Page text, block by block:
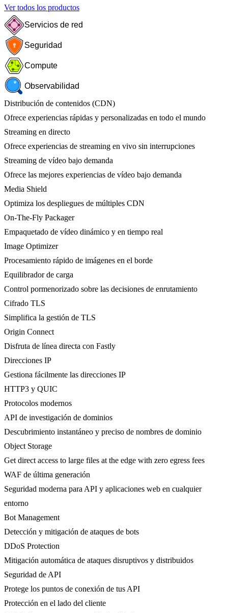
Ver todos los productos
Servicios de red
Seguridad
Compute
Observabilidad
Distribución de contenidos (CDN)
Ofrece experiencias rápidas y personalizadas en todo el mundo
Streaming en directo
Ofrece experiencias de streaming en vivo sin interrupciones
Streaming de vídeo bajo demanda
Ofrece las mejores experiencias de vídeo bajo demanda
Media Shield
Optimiza los despliegues de múltiples CDN
On-The-Fly Packager
Empaquetado de vídeo dinámico y en tiempo real
Image Optimizer
Procesamiento rápido de imágenes en el borde
Equilibrador de carga
Control pormenorizado sobre las decisiones de enrutamiento
Cifrado TLS
Simplifica la gestión de TLS
Origin Connect
Disfruta de línea directa con Fastly
Direcciones IP
Gestiona fácilmente las direcciones IP
HTTP3 y QUIC
Protocolos modernos
API de investigación de dominios
Descubrimiento instantáneo y preciso de nombres de dominio
Object Storage
Get direct access to large files at the edge with zero egress fees
WAF de última generación
Seguridad moderna para API y aplicaciones web en cualquier
entorno
Bot Management
Detección y mitigación de ataques de bots
DDoS Protection
Mitigación automática de ataques disruptivos y distribuidos
Seguridad de API
Protege los puntos de conexión de tus API
Protección en el lado del cliente